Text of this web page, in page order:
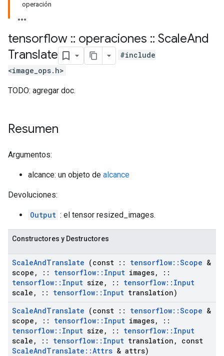
operación
tensorflow :: operaciones :: ScaleAnd
Translate
#include
<image_ops.h>
TODO: agregar doc.
Resumen
Argumentos:
alcance: un objeto de alcance
Devoluciones:
Output : el tensor resized_images.
Constructores y Destructores
ScaleAndTranslate (const :: tensorflow::Scope &
scope , :: tensorflow:: Input images,
::
tensorflow:: Input size , :: tensorflow:: Input
scale , :: tensorflow:: Input translation)
ScaleAndTranslate (const :: tensorflow::Scope &
scope , :: tensorflow:: Input images,
::
tensorflow:: Input size , :: tensorflow:: Input
scale , :: tensorflow:: Input translation ,
const
ScaleAndTranslate ::Attrs & attrs)